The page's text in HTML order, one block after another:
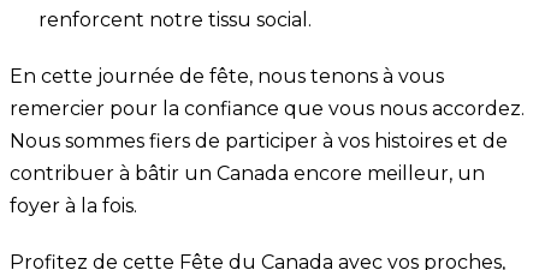
renforcent notre tissu social.
En cette journée de fête, nous tenons à vous
remercier pour la confiance que vous nous accordez.
Nous sommes fiers de participer à vos histoires et de
contribuer à bâtir un Canada encore meilleur, un
foyer à la fois.
Profitez de cette Fête du Canada avec vos proches,